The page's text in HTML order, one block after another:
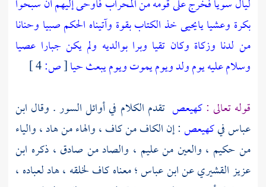
ليال سويا فخرج على قومه من المحراب فأوحى إليهم أن سبحوا
بكرة وعشيا يايحيى خذ الكتاب بقوة وآتيناه الحكم صبيا وحنانا
من لدنا وزكاة وكان تقيا وبرا بوالديه ولم يكن جبارا عصيا
وسلام عليه يوم ولد ويوم يموت ويوم يبعث حيا[ص:
قوله تعالى :كهيعص تقدم الكلام في أوائل السور . وقال ابن
عباسفيكهيعص: إن الكاف من كاف ، والهاء من هاد ، والياء
من حكيم ، والعين من عليم ، والصاد من صادق ، ذكره ابن
عزيز القشيريعنابن عباس ؛معناه كاف لخلقه ، هاد لعباده ،